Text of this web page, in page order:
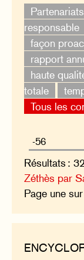
responsable
façon
rapport
haute
totale
Tous les
Résultats :
Zéthès par
Page une